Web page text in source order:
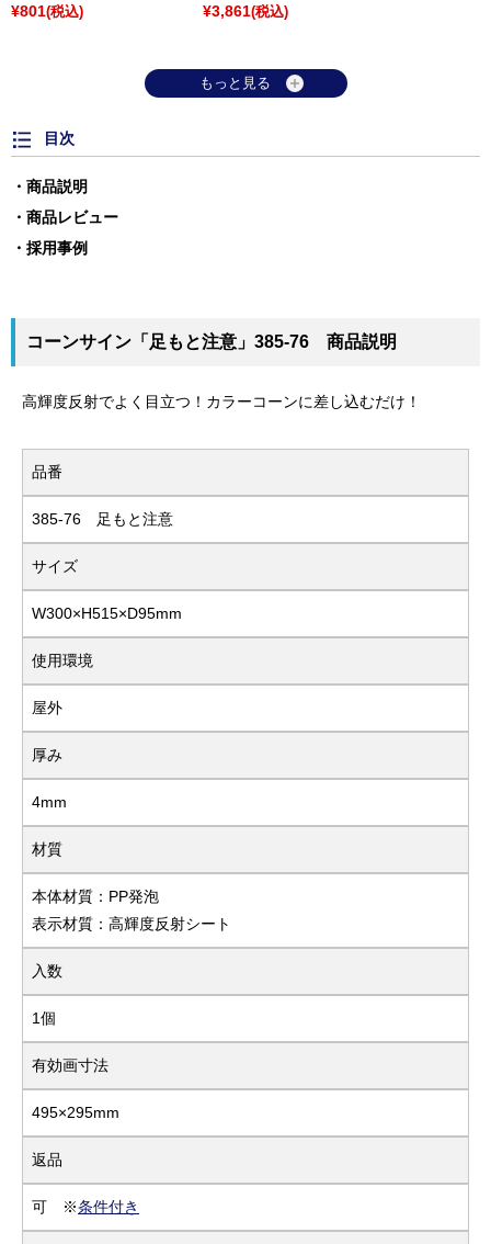
¥801(税込) ¥3,861(税込)
もっと見る
目次
商品説明
商品レビュー
採用事例
コーンサイン「足もと注意」385-76 商品説明
高輝度反射でよく目立つ！カラーコーンに差し込むだけ！
品番
385-76 足もと注意
サイズ
W300×H515×D95mm
使用環境
屋外
厚み
4mm
材質
本体材質：PP発泡
表示材質：高輝度反射シート
入数
1個
有効画寸法
495×295mm
返品
可 ※条件付き